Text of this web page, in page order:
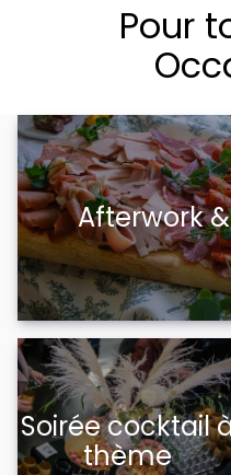
Pour
Afterwork
Soirée cocktail
thème